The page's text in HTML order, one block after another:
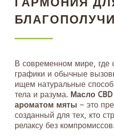
В современном мире, где
графики и обычные
ищем натуральные
тела и разума. Масло
ароматом мяты – это
созданный для тех, кто
релаксу без компромиссов.